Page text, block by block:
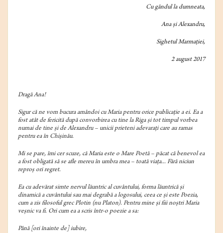
Cu gândul la dumneata,
Ana și Alexandru,
Sighetul Marmației,
2 august 2017
Dragă Ana!
Sigur că ne vom bucura amândoi cu Maria pentru orice publicație a ei. Ea a
fost atât de fericită după convorbirea cu tine la Riga și tot timpul vorbea
numai de tine și de Alexandru – unicii prieteni adevarați care au ramas
pentru ea în Chișinău.
Mi se pare, îmi cer scuze, că Maria este o Mare Poetă – păcat că benevol ea
a fost obligată să se afle mereu în umbra mea – toată viața... Fără niciun
reproș ori regret.
Ea cu adevărat simte nervul lăuntric al cuvântului, forma lăuntrică și
dinamică a cuvântului sau mai degrabă a logosului, ceea ce și este Poezia,
cum a zis filosoful grec Plotin (nu Platon). Pentru mine și fiii noștri Maria
veșnic va fi. Ori cum ea a scris într-o poezie a sa:
Până [ori înainte de] iubire,